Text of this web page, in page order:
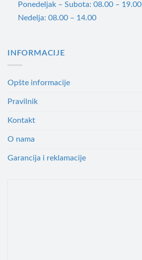
Ponedeljak – Subota: 08.00 – 19.00
Nedelja: 08.00 – 14.00
INFORMACIJE
Opšte informacije
Pravilnik
Kontakt
O nama
Garancija i reklamacije